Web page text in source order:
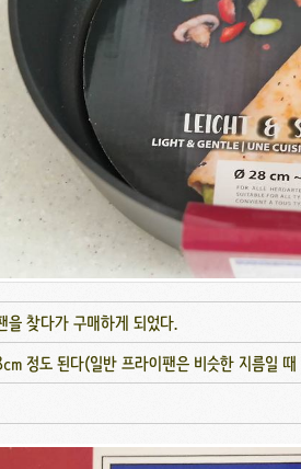
을 찾다가 구매하게 되었다.
정도 된다(일반 프라이팬은 비슷한 지름일